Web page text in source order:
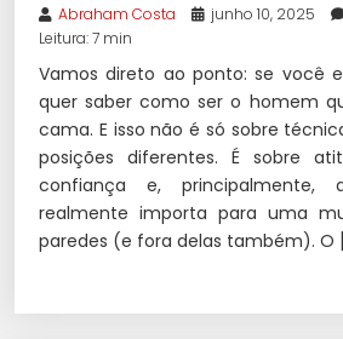
Abraham Costa junho 10, 2025
Leitura: 7 min
Vamos direto ao ponto: se você
quer saber como ser o homem
cama. E isso não é só sobre
posições diferentes. É sobre
confiança e, principalmente,
realmente importa para uma
paredes (e fora delas também). O